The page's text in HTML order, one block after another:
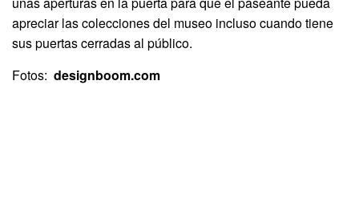
apreciar las colecciones del museo incluso cuando tiene
sus puertas cerradas al público.
Fotos: designboom.com